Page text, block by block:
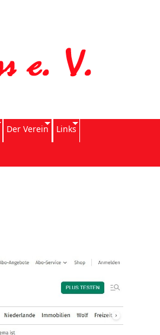
Der Verein Links